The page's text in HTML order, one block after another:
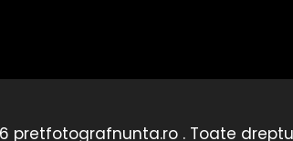
pretfotografnunta.ro . Toate